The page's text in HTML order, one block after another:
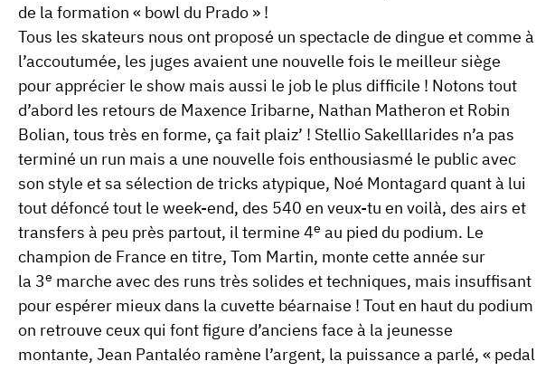
de la formation « bowl du Prado » !
Tous les skateurs nous ont proposé un spectacle de dingue et comme à
l’accoutumée, les juges avaient une nouvelle fois le meilleur siège
pour apprécier le show mais aussi le job le plus difficile ! Notons tout
d’abord les retours de Maxence Iribarne, Nathan Matheron et Robin
Bolian, tous très en forme, ça fait plaiz’ ! Stellio Sakelllarides n’a pas
terminé un run mais a une nouvelle fois enthousiasmé le public avec
son style et sa sélection de tricks atypique, Noé Montagard quant à lui
tout défoncé tout le week-end, des 540 en veux-tu en voilà, des airs et
transfers à peu près partout, il termine 4e au pied du podium. Le
champion de France en titre, Tom Martin, monte cette année sur
la 3e marche avec des runs très solides et techniques, mais insuffisant
pour espérer mieux dans la cuvette béarnaise ! Tout en haut du podium
on retrouve ceux qui font figure d’anciens face à la jeunesse
montante, Jean Pantaléo ramène l’argent, la puissance a parlé, « pedal